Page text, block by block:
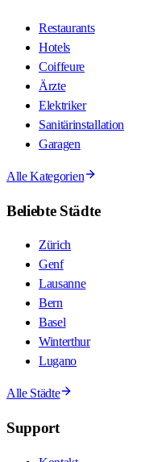
Restaurants
Hotels
Coiffeure
Ärzte
Elektriker
Sanitärinstallation
Garagen
Alle Kategorien
Beliebte Städte
Zürich
Genf
Lausanne
Bern
Basel
Winterthur
Lugano
Alle Städte
Support